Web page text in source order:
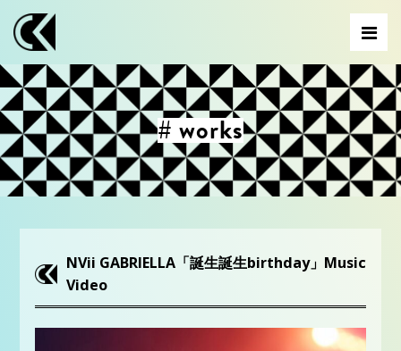
# works
NVii GABRIELLA「誕生誕生birthday」Music
Video